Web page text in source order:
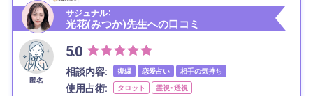
サジュナル：
光花(みつか)先生への口コミ
匿名
5.0
相談内容: 復縁 恋愛占い 相手の気持ち
使用占術: タロット 霊視・透視